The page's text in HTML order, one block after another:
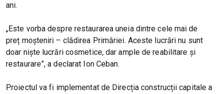
ani.
„Este vorba despre restaurarea uneia dintre cele mai de
preț moșteniri – clădirea Primăriei. Aceste lucrări nu sunt
doar niște lucrări cosmetice, dar ample de reabilitare și
restaurare”, a declarat Ion Ceban.
Proiectul va fi implementat de Direcția construcții capitale a